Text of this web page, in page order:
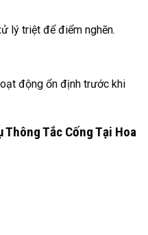
lý triệt để điểm nghẽn.
động ổn định trước khi
Thông Tắc Cống Tại Hoa